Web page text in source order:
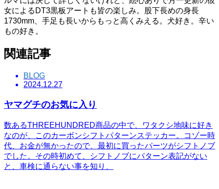
女によるDT3黒板アートも皆の楽しみ。股下長めの身長
1730mm、手足も長いからもっと高くみえる。犬好き。辛い
もの好き。
関連記事
BLOG
2024.12.27
ヤマグチのお気に入り
数あるTHREEHUNDRED商品の中で、ワタクシ地味に好き
なのが、このカーボンシフトパターンステッカー。コゾー時
代、お金が無かったので、最初に買ったパーツがシフトノブ
でした。その時初めて、シフトノブにパターン表記がない
と、車検に通らない事を知り、